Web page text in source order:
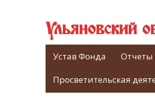
Ульяновский
Устав Фонда Отчеты
Просветительская